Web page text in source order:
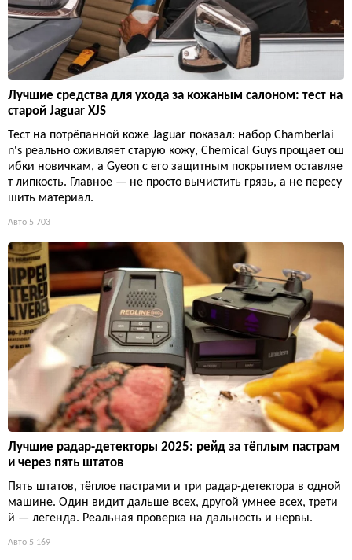
Лучшие средства для ухода за кожаным салоном: тест на
старой Jaguar XJS
Тест на потрёпанной коже Jaguar показал: набор Chamberlai
n's реально оживляет старую кожу, Chemical Guys прощает ош
ибки новичкам, а Gyeon с его защитным покрытием оставляе
т липкость. Главное — не просто вычистить грязь, а не пересу
шить материал.
Авто 5 703
Лучшие радар-детекторы 2025: рейд за тёплым пастрам
и через пять штатов
Пять штатов, тёплое пастрами и три радар-детектора в одной
машине. Один видит дальше всех, другой умнее всех, трети
й — легенда. Реальная проверка на дальность и нервы.
Авто 5 169